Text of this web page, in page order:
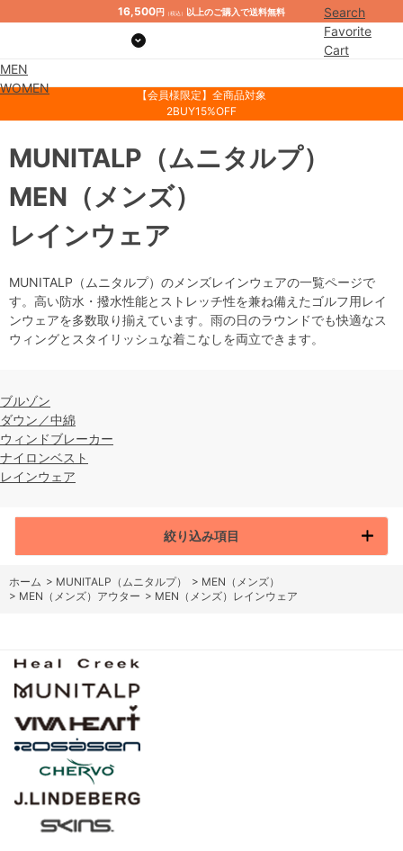
16,500円 （税込） 以上のご購入で送料無料
Search
Favorite
Cart
MEN
WOMEN
【会員様限定】全商品対象
2BUY15%OFF
レインウェア
MUNITALP （ムニタルプ）
MEN （メンズ）
MUNITALP（ムニタルプ）のメンズレインウェアの一覧ページで
す。高い防水・撥水性能とストレッチ性を兼ね備えたゴルフ用レイ
ンウェアを多数取り揃えています。雨の日のラウンドでも快適なス
ウィングとスタイリッシュな着こなしを両立できます。
ブルゾン
ダウン／中綿
ウィンドブレーカー
ナイロンベスト
レインウェア
絞り込み項目
ホーム > MUNITALP（ムニタルプ） > MEN（メンズ）
> MEN（メンズ）アウター > MEN（メンズ）レインウェア